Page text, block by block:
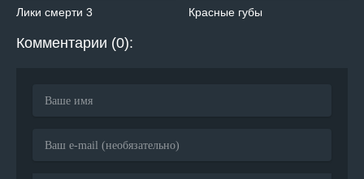
Лики смерти 3 Красные губы
Комментарии (0):